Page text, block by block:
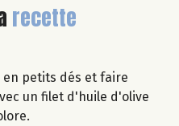
recette
petits dés et faire
un filet d'huile d'olive